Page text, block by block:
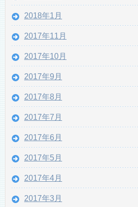
2018年1月
2017年11月
2017年10月
2017年9月
2017年8月
2017年7月
2017年6月
2017年5月
2017年4月
2017年3月